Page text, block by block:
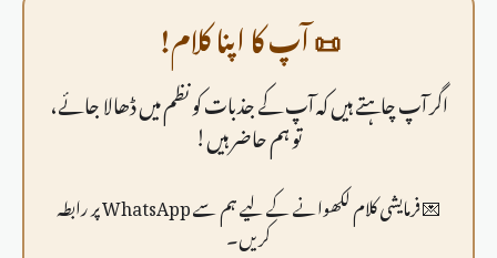
📜 آپ کا اپنا کلام!
اگر آپ چاہتے ہیں کہ آپ کے جذبات کو نظم میں ڈھالا جائے،
تو ہم حاضر ہیں!
💌 فرمايشی کلام لکھوانے کے لیے ہم سے WhatsApp پر رابطہ
کریں۔